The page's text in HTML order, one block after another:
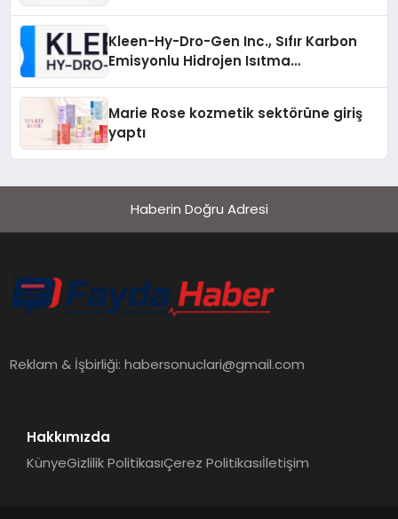
Kleen-Hy-Dro-Gen Inc., Sıfır Karbon
Emisyonlu Hidrojen Isıtma
Marie Rose kozmetik sektörüne giriş
yaptı
Haberin Doğru Adresi
Reklam & İşbirliği:habersonuclari@gmail.com
Hakkımızda
KünyeGizlilik PolitikasıÇerez Politikasıİletişim